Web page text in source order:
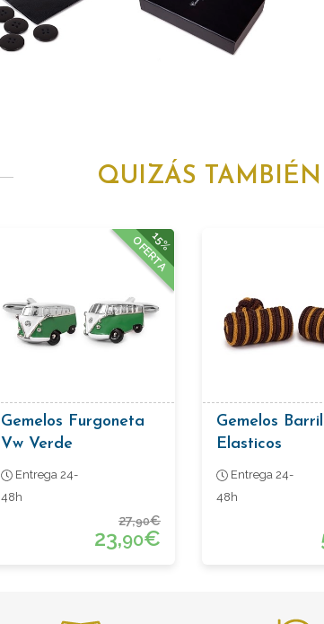
QUIZÁS
15%
OFERTA
Gemelos Furgoneta
Vw Verde
Entrega 24-
48h
27,90€
23,90€
Gemelos Barril
Elasticos
Entrega 24-
48h